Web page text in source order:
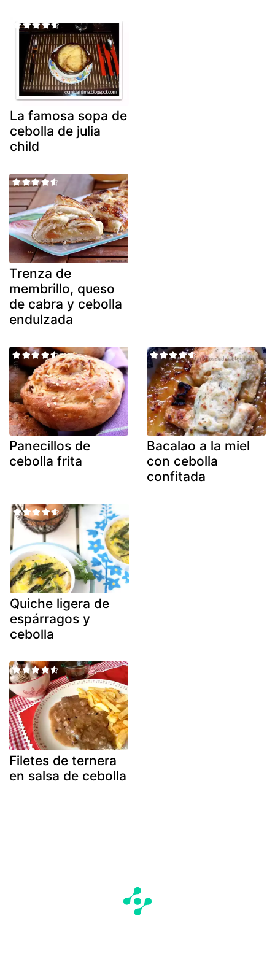
La famosa sopa de
cebolla de julia
child
Trenza de
membrillo, queso
de cabra y cebolla
endulzada
Panecillos de
cebolla frita
Bacalao a la miel
con cebolla
confitada
Quiche ligera de
espárragos y
cebolla
Filetes de ternera
en salsa de cebolla